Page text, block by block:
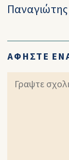
ΑΦΗΣΤΕ